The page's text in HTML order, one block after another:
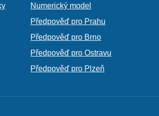
Numerický model
Předpověď pro Prahu
Předpověď pro Brno
Předpověď pro Ostravu
Předpověď pro Plzeň